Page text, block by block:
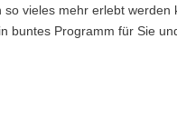
vieles mehr erlebt werden
buntes Programm für Sie